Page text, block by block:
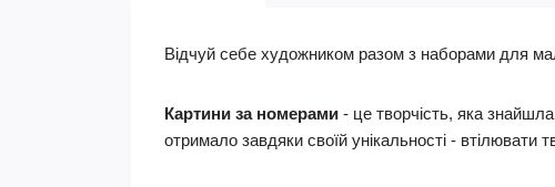
Відчуй себе художником разом з наборами для
Картини за номерами - це творчість, яка
отримало завдяки своїй унікальності - втілювати